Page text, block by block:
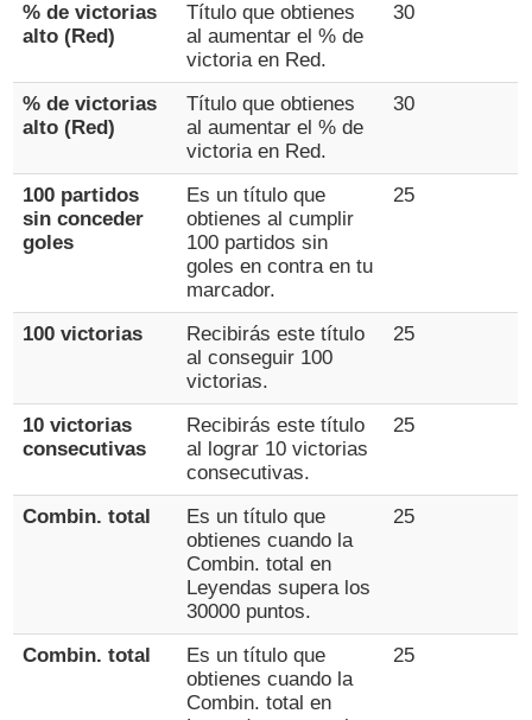
% de victorias
alto (Red)
Título que obtienes
al aumentar el % de
victoria en Red.
30
% de victorias
alto (Red)
Título que obtienes
al aumentar el % de
victoria en Red.
30
100 partidos
sin conceder
goles
Es un título que
obtienes al cumplir
100 partidos sin
goles en contra en tu
marcador.
25
100 victorias
Recibirás este título
al conseguir 100
victorias.
25
10 victorias
consecutivas
Recibirás este título
al lograr 10 victorias
consecutivas.
25
Combin. total
Es un título que
obtienes cuando la
Combin. total en
Leyendas supera los
30000 puntos.
25
Combin. total
Es un título que
obtienes cuando la
Combin. total en
25